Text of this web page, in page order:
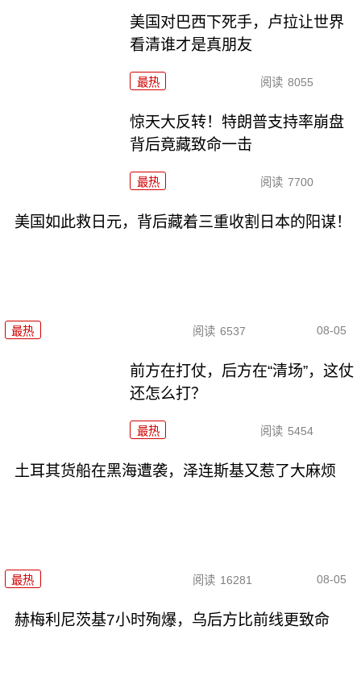
美国对巴西下死手，卢拉让世界
看清谁才是真朋友
最热 阅读 8055
惊天大反转！特朗普支持率崩盘
背后竟藏致命一击
最热 阅读 7700
美国如此救日元，背后藏着三重收割日本的阳谋！
最热 阅读 6537 08-05
前方在打仗，后方在“清场”，这仗
还怎么打？
最热 阅读 5454
土耳其货船在黑海遭袭，泽连斯基又惹了大麻烦
最热 阅读 16281 08-05
赫梅利尼茨基7小时殉爆，乌后方比前线更致命